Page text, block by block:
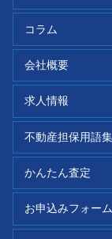
コラム
会社概要
求人情報
不動産担保用語集
かんたん査定
お申込みフォーム